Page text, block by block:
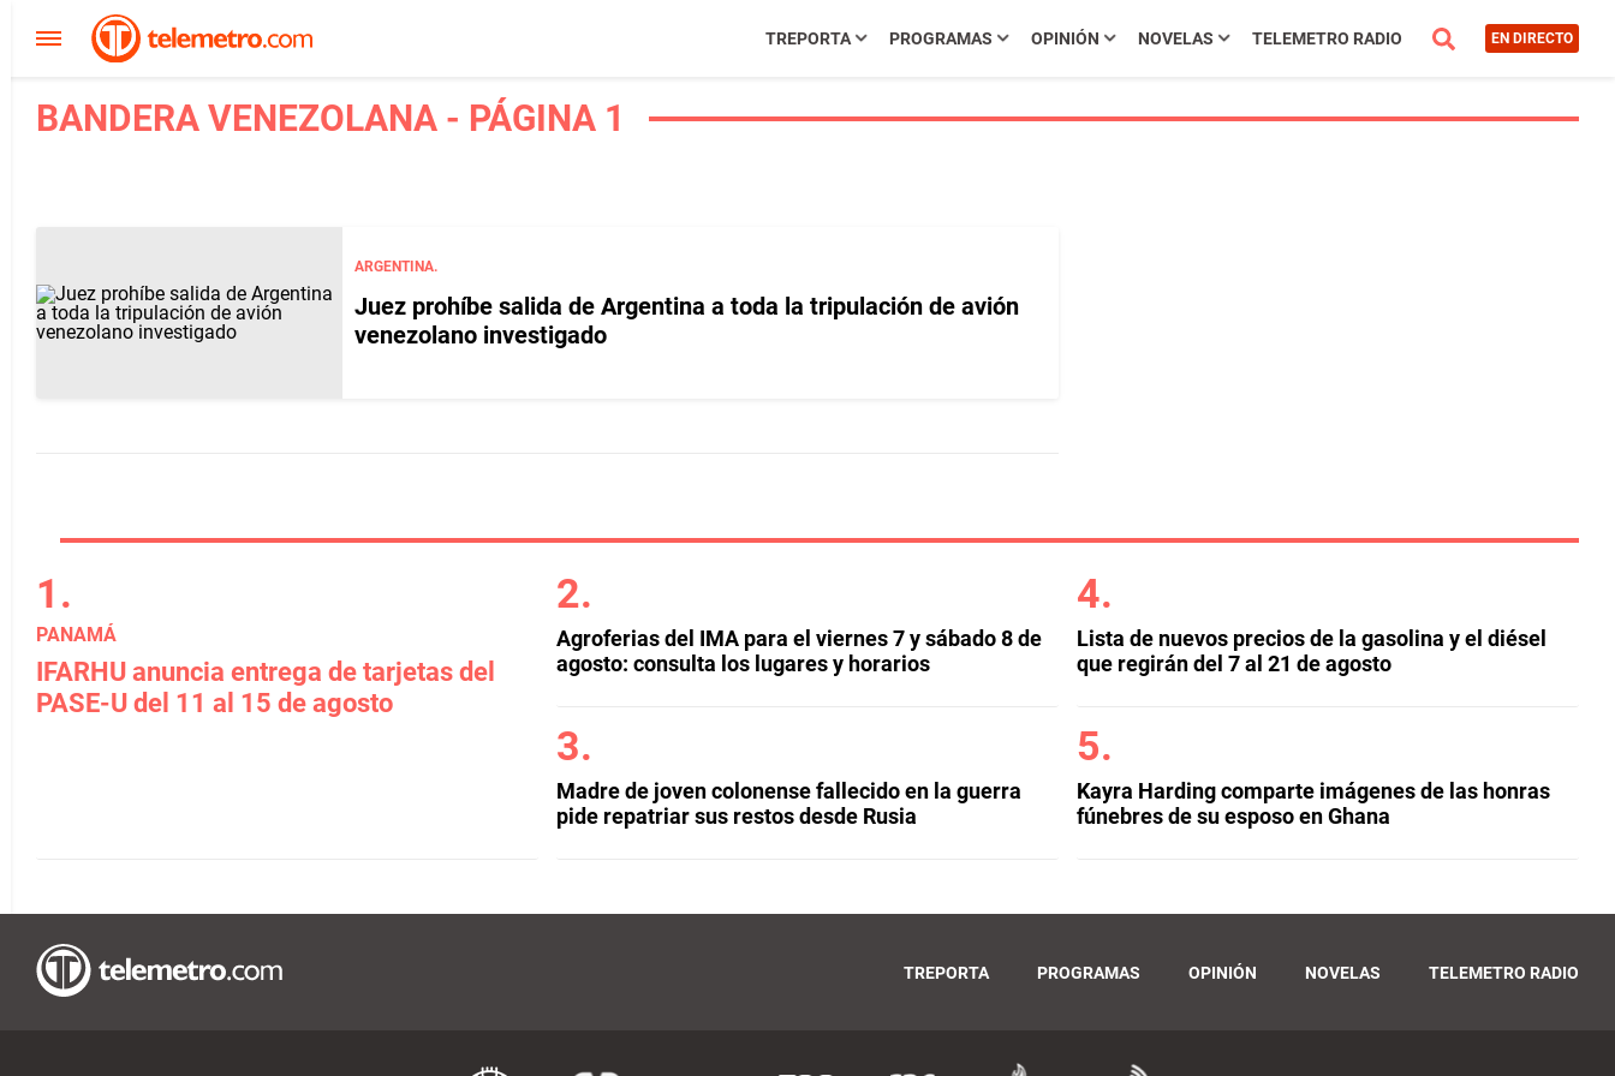
TREPORTA PROGRAMAS OPINIÓN NOVELAS TELEMETRO RADIO EN DIRECTO
BANDERA VENEZOLANA - PÁGINA 1
ARGENTINA.
Juez prohíbe salida de Argentina a toda la tripulación de avión
venezolano investigado
PANAMÁ
IFARHU anuncia entrega de tarjetas del
PASE-U del 11 al 15 de agosto
Agroferias del IMA para el viernes 7 y sábado 8 de
agosto: consulta los lugares y horarios
Madre de joven colonense fallecido en la guerra
pide repatriar sus restos desde Rusia
Lista de nuevos precios de la gasolina y el diésel
que regirán del 7 al 21 de agosto
Kayra Harding comparte imágenes de las honras
fúnebres de su esposo en Ghana
TREPORTA PROGRAMAS OPINIÓN NOVELAS TELEMETRO RADIO